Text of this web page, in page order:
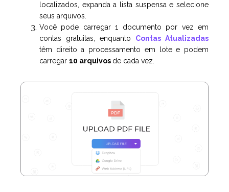
localizados, expanda a lista suspensa e selecione
seus arquivos.
Você pode carregar 1 documento por vez em
contas gratuitas, enquanto Contas Atualizadas
têm direito a processamento em lote e podem
carregar 10 arquivos de cada vez.